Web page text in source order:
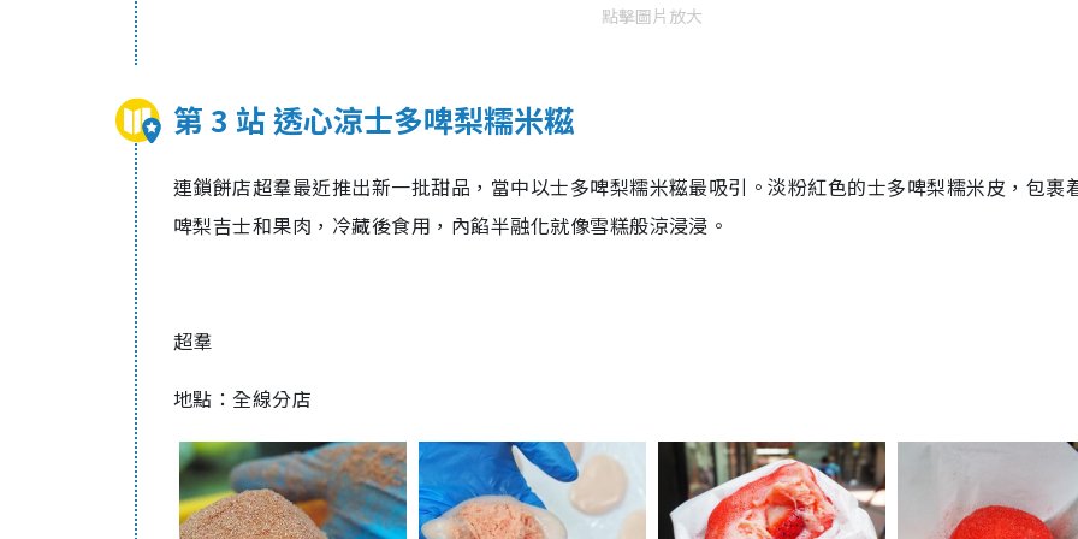
點擊圖片放大
第 3 站 透心涼士多啤梨糯米糍
連鎖餅店超羣最近推出新一批甜品，當中以士多啤梨糯米糍最吸引。淡粉紅色的士多啤梨糯米皮，包裹
啤梨吉士和果肉，冷藏後食用，內餡半融化就像雪糕般涼浸浸。
超羣
地點：全線分店